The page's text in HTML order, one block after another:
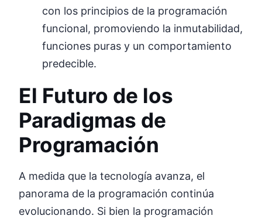
con los principios de la programación
funcional, promoviendo la inmutabilidad,
funciones puras y un comportamiento
predecible.
El Futuro de los
Paradigmas de
Programación
A medida que la tecnología avanza, el
panorama de la programación continúa
evolucionando. Si bien la programación